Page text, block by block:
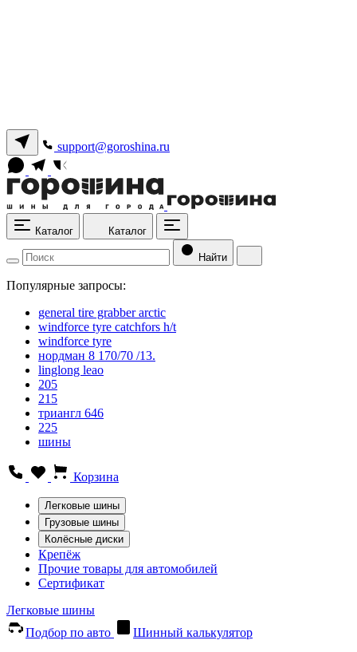
support@goroshina.ru
Каталог Каталог
Найти
Популярные запросы:
general tire grabber arctic
windforce tyre catchfors h/t
windforce tyre
нордман 8 170/70 /13.
linglong leao
205
215
триангл 646
225
шины
Корзина
Легковые шины
Грузовые шины
Колёсные диски
Крепёж
Прочие товары для автомобилей
Сертификат
Легковые шины
Подбор по авто
Шинный калькулятор